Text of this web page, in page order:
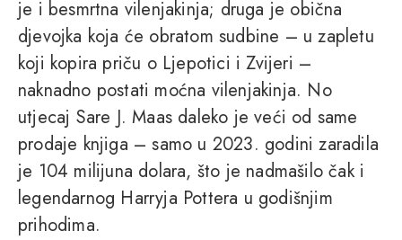
je i besmrtna vilenjakinja; druga je obična
djevojka koja će obratom sudbine – u zapletu
koji kopira priču o Ljepotici i Zvijeri –
naknadno postati moćna vilenjakinja. No
utjecaj Sare J. Maas daleko je veći od same
prodaje knjiga – samo u 2023. godini zaradila
je 104 milijuna dolara, što je nadmašilo čak i
legendarnog Harryja Pottera u godišnjim
prihodima.